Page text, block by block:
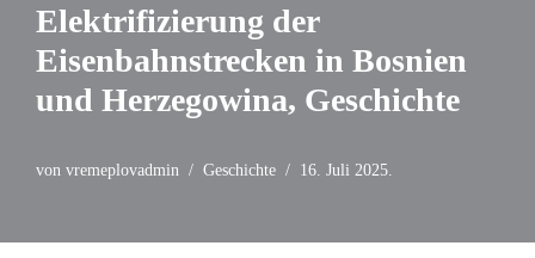
Elektrifizierung der
Eisenbahnstrecken in Bosnien
und Herzegowina, Geschichte
von vremeplovadmin Geschichte 16. Juli 2025.